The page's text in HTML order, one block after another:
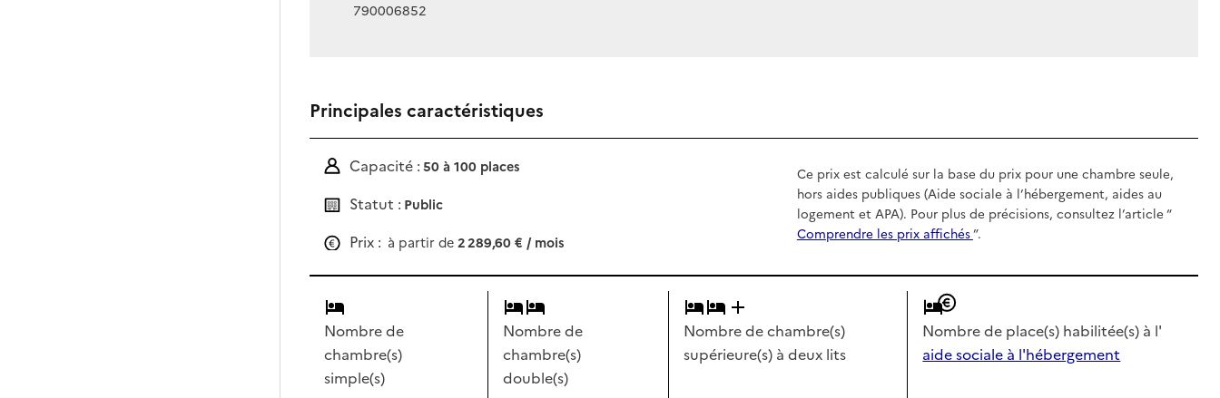
790006852
Principales caractéristiques
Capacité : 50 à 100 places
Statut : Public
Prix : à partir de 2 289,60 € / mois
Ce prix est calculé sur la base du prix pour une chambre seule,
hors aides publiques (Aide sociale à l’hébergement, aides au
logement et APA). Pour plus de précisions, consultez l’article “
Comprendre les prix affichés”.
Nombre de
chambre(s)
simple(s)
Nombre de
chambre(s)
double(s)
Nombre de chambre(s)
supérieure(s) à deux lits
Nombre de place(s) habilitée(s) à l'
aide sociale à l'hébergement